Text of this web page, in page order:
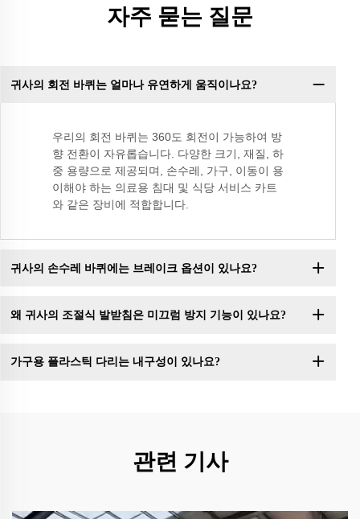
자주 묻는 질문
귀사의 회전 바퀴는 얼마나 유연하게 움직이나요?
우리의 회전 바퀴는 360도 회전이 가능하여 방
향 전환이 자유롭습니다. 다양한 크기, 재질, 하
중 용량으로 제공되며, 손수레, 가구, 이동이 용
이해야 하는 의료용 침대 및 식당 서비스 카트
와 같은 장비에 적합합니다.
귀사의 손수레 바퀴에는 브레이크 옵션이 있나요?
왜 귀사의 조절식 발받침은 미끄럼 방지 기능이 있나요?
가구용 플라스틱 다리는 내구성이 있나요?
관련 기사